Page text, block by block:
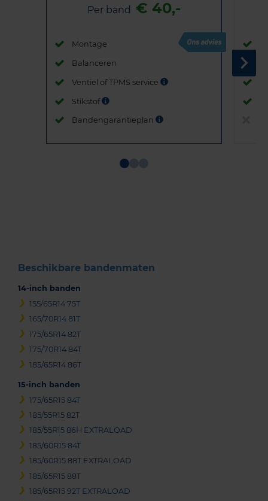
Per band € 40,-
Montage
Balanceren
Ventiel of TPMS service
Stikstof
Bandengarantieplan
Beschikbare bandenmaten
14-inch banden
155/65R14 75T
165/70R14 81T
175/65R14 82T
175/70R14 84T
185/65R14 86T
15-inch banden
175/65R15 84T
185/55R15 82T
185/55R15 86H EXTRALOAD
185/60R15 84T
185/60R15 88T EXTRALOAD
185/65R15 88T
185/65R15 92T EXTRALOAD